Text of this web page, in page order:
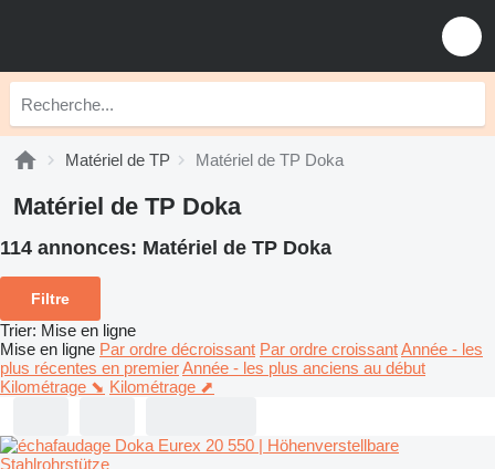
Matériel de TP Matériel de TP Doka
Matériel de TP Doka
114 annonces: Matériel de TP Doka
Filtre
Trier: Mise en ligne
Mise en ligne Par ordre décroissant Par ordre croissantAnnée - les
plus récentes en premierAnnée - les plus anciens au début
Kilométrage ⬊ Kilométrage ⬈